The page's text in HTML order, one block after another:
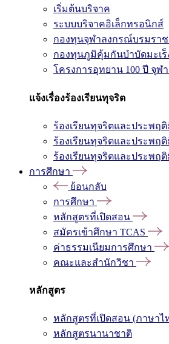
เริ่มต้นบริจาค
ระบบบริจาคอิเล็กทรอนิกส์
กองทุนจุฬาลงกรณ์บรมรา
กองทุนภูมิคุ้มกันบำบัดมะเร็
โครงการอุทยาน 100 ปี จุ
แจ้งเรื่องร้องเรียนทุจริต
ร้องเรียนทุจริตและประพฤ
ร้องเรียนทุจริตและประพฤ
ร้องเรียนทุจริตและประพฤ
การศึกษา
ย้อนกลับ
การศึกษา
หลักสูตรที่เปิดสอน
สมัครเข้าศึกษา TCAS
ค่าธรรมเนียมการศึกษา
คณะและสำนักวิชา
หลักสูตร
หลักสูตรที่เปิดสอน (ภาษาไ
หลักสูตรนานาชาติ